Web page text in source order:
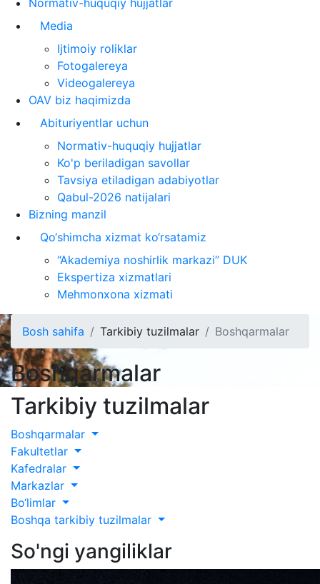
Normativ-huquqiy hujjatlar
Media
Ijtimoiy roliklar
Fotogalereya
Videogalereya
OAV biz haqimizda
Abituriyentlar uchun
Normativ-huquqiy hujjatlar
Ko'p beriladigan savollar
Tavsiya etiladigan adabiyotlar
Qabul-2026 natijalari
Bizning manzil
Qo‘shimcha xizmat ko‘rsatamiz
“Akademiya noshirlik markazi” DUK
Ekspertiza xizmatlari
Mehmonxona xizmati
Bosh sahifa Tarkibiy tuzilmalar Boshqarmalar
Boshqarmalar
Tarkibiy tuzilmalar
Boshqarmalar
Fakultetlar
Kafedralar
Markazlar
Bo‘limlar
Boshqa tarkibiy tuzilmalar
So'ngi yangiliklar